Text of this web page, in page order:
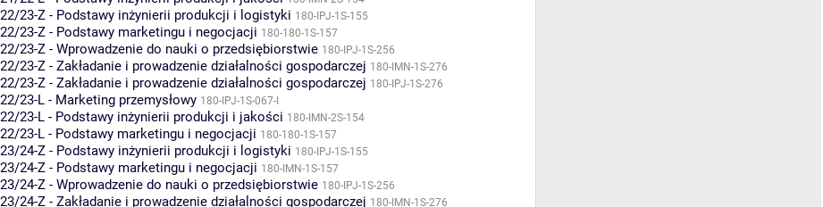
22/23-Z - Podstawy inżynierii produkcji i logistyki 180-IPJ-1S-155
22/23-Z - Podstawy marketingu i negocjacji 180-180-1S-157
22/23-Z - Wprowadzenie do nauki o przedsiębiorstwie 180-IPJ-1S-256
22/23-Z - Zakładanie i prowadzenie działalności gospodarczej 180-IMN-1S-276
22/23-Z - Zakładanie i prowadzenie działalności gospodarczej 180-IPJ-1S-276
22/23-L - Marketing przemysłowy 180-IPJ-1S-067-I
22/23-L - Podstawy inżynierii produkcji i jakości 180-IMN-2S-154
22/23-L - Podstawy marketingu i negocjacji 180-180-1S-157
23/24-Z - Podstawy inżynierii produkcji i logistyki 180-IPJ-1S-155
23/24-Z - Podstawy marketingu i negocjacji 180-IMN-1S-157
23/24-Z - Wprowadzenie do nauki o przedsiębiorstwie 180-IPJ-1S-256
23/24-Z - Zakładanie i prowadzenie działalności gospodarczej 180-IMN-1S-276